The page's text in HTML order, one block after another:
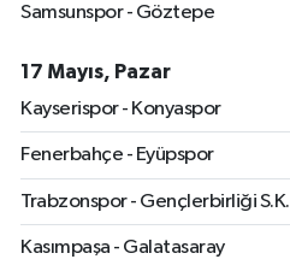
Samsunspor - Göztepe
17 Mayıs, Pazar
Kayserispor - Konyaspor
Fenerbahçe - Eyüpspor
Trabzonspor - Gençlerbirliği S.K.
Kasımpaşa - Galatasaray